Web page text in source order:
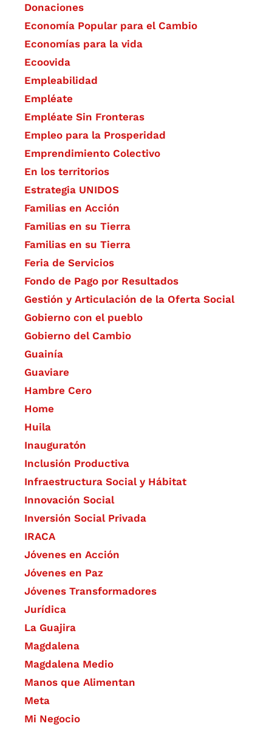
Donaciones
Economía Popular para el Cambio
Economías para la vida
Ecoovida
Empleabilidad
Empléate
Empléate Sin Fronteras
Empleo para la Prosperidad
Emprendimiento Colectivo
En los territorios
Estrategia UNIDOS
Familias en Acción
Familias en su Tierra
Familias en su Tierra
Feria de Servicios
Fondo de Pago por Resultados
Gestión y Articulación de la Oferta Social
Gobierno con el pueblo
Gobierno del Cambio
Guainía
Guaviare
Hambre Cero
Home
Huila
Inauguratón
Inclusión Productiva
Infraestructura Social y Hábitat
​Innovación Social
Inversión Social Privada
IRACA
Jóvenes en Acción
Jóvenes en Paz
Jóvenes Transformadores
Jurídica
La Guajira
Magdalena
Magdalena Medio
Manos que Alimentan
Meta
Mi Negocio